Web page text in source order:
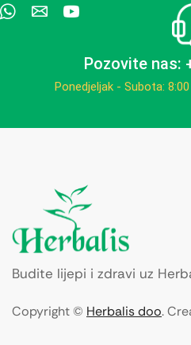
Pozovite nas:
Ponedjeljak - Subota:
Budite lijepi i zdravi uz
Copyright © Herbalis doo.